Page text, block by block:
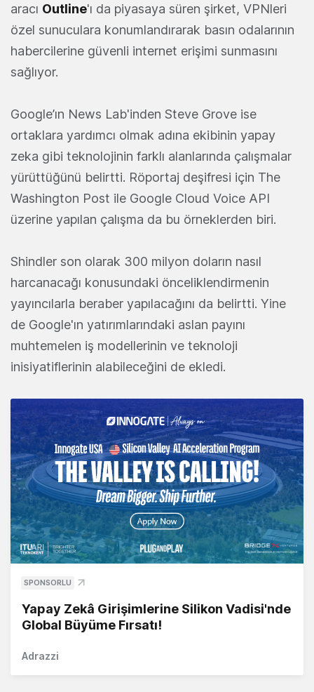
aracı Outline'ı da piyasaya süren şirket, VPNleri
özel sunuculara konumlandırarak basın odalarının
habercilerine güvenli internet erişimi sunmasını
sağlıyor.
Google’ın News Lab'inden Steve Grove ise
ortaklara yardımcı olmak adına ekibinin yapay
zeka gibi teknolojinin farklı alanlarında çalışmalar
yürüttüğünü belirtti. Röportaj deşifresi için The
Washington Post ile Google Cloud Voice API
üzerine yapılan çalışma da bu örneklerden biri.
Shindler son olarak 300 milyon doların nasıl
harcanacağı konusundaki önceliklendirmenin
yayıncılarla beraber yapılacağını da belirtti. Yine
de Google'ın yatırımlarındaki aslan payını
muhtemelen iş modellerinin ve teknoloji
inisiyatiflerinin alabileceğini de ekledi.
SPONSORLU
Yapay Zekâ Girişimlerine Silikon Vadisi'nde
Global Büyüme Fırsatı!
Adrazzi